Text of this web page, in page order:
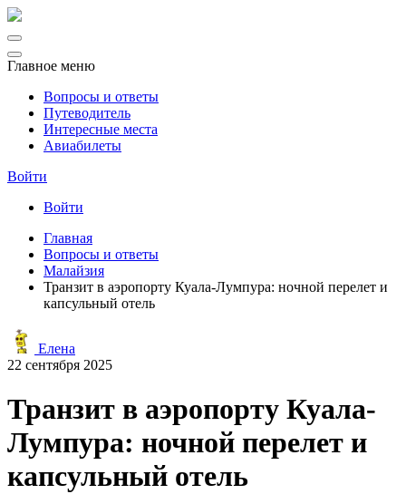
Главное меню
Вопросы и ответы
Путеводитель
Интересные места
Авиабилеты
Войти
Войти
Главная
Вопросы и ответы
Малайзия
Транзит в аэропорту Куала-Лумпура: ночной перелет и
капсульный отель
Елена
22 сентября 2025
Транзит в аэропорту Куала-
Лумпура: ночной перелет и
капсульный отель